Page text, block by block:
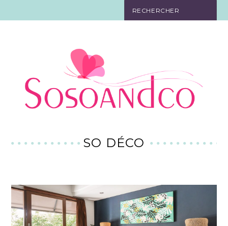
SO EN FORME
SO IN LOVE
SO PRATIQUE
CONTACT
SO DÉCO